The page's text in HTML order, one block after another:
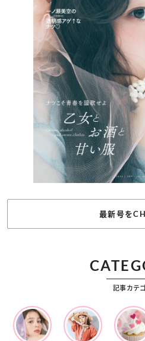
最新号を
記事カテ